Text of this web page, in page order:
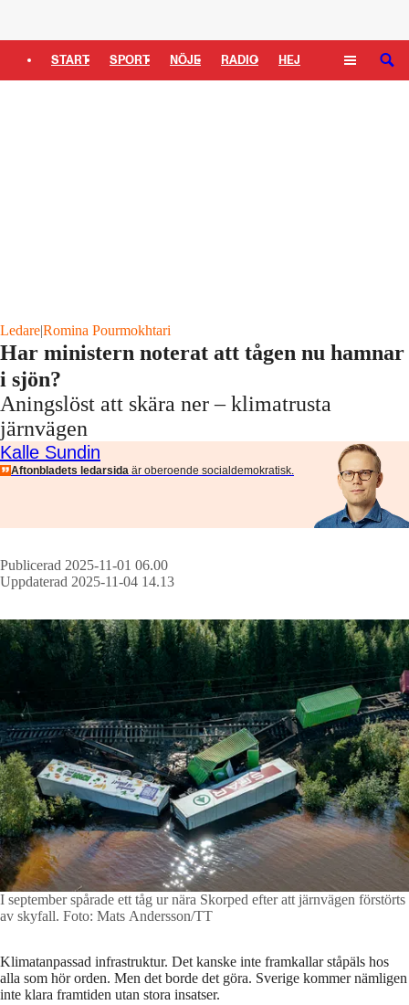
START SPORT NÖJE RADIO HEJ SÖK
Ledare|Romina Pourmokhtari
Har ministern noterat att tågen nu hamnar
i sjön?
Aningslöst att skära ner – klimatrusta
järnvägen
Kalle Sundin
Aftonbladets ledarsida är oberoende socialdemokratisk.
Publicerad 2025-11-01 06.00
Uppdaterad 2025-11-04 14.13
I september spårade ett tåg ur nära Skorped efter att järnvägen förstörts
av skyfall. Foto: Mats Andersson/TT
Klimatanpassad infrastruktur. Det kanske inte framkallar ståpäls hos
alla som hör orden. Men det borde det göra. Sverige kommer nämligen
inte klara framtiden utan stora insatser.